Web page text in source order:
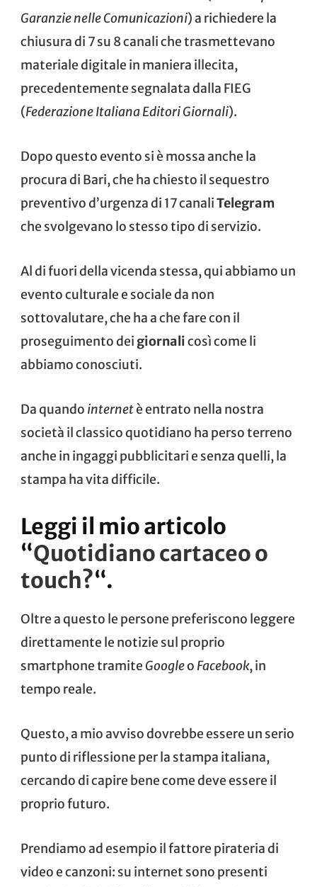
Garanzie nelle Comunicazioni) a richiedere la
chiusuradi 7 su 8 canali che trasmettevano
materiale digitale in maniera illecita,
precedentemente segnalata dalla FIEG
(Federazione Italiana Editori Giornali).
Dopo questo evento si è mossa anche la
procura di Bari, che ha chiesto il sequestro
preventivo d’urgenza di 17 canaliTelegram
che svolgevano lo stesso tipo di servizio.
Al di fuori della vicenda stessa, qui abbiamo un
evento culturale e sociale da non
sottovalutare, che ha a che fare con il
proseguimento dei giornalicosì come li
abbiamo conosciuti.
Da quando internetè entrato nella nostra
società il classico quotidiano ha perso terreno
anche in ingaggi pubblicitari e senza quelli, la
stampa ha vita difficile.
Leggi il mio articolo
“Quotidiano cartaceo o
touch?“.
Oltre a questo le persone preferiscono leggere
direttamente le notizie sul proprio
smartphone tramite Googleo Facebook, in
tempo reale.
Questo, a mio avviso dovrebbe essere un serio
punto di riflessione per la stampa italiana,
cercando di capire bene come deve essere il
proprio futuro.
Prendiamo ad esempio il fattore pirateria di
video e canzoni: su internet sono presenti